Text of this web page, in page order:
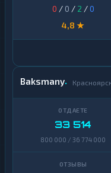
0 / 0 / 2 /0
4,8 ★
Baksmany
33 514
800 000 / 36 774 000